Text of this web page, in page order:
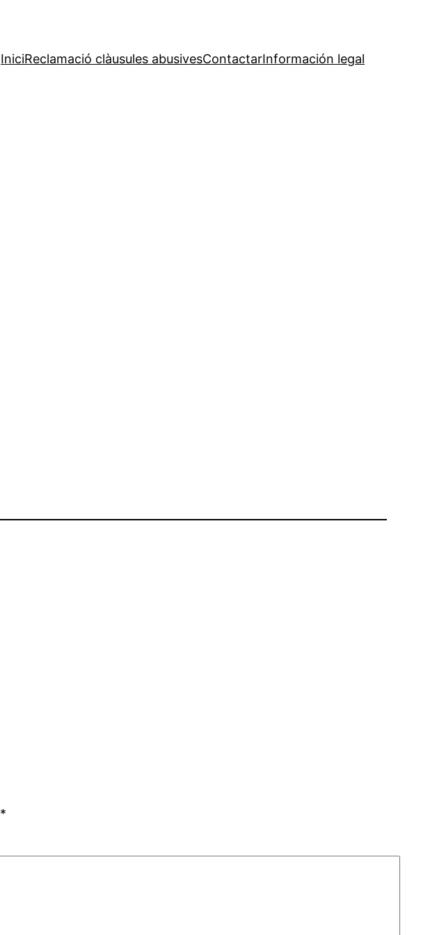
IniciReclamació clàusules abusivesContactarInformación legal
*